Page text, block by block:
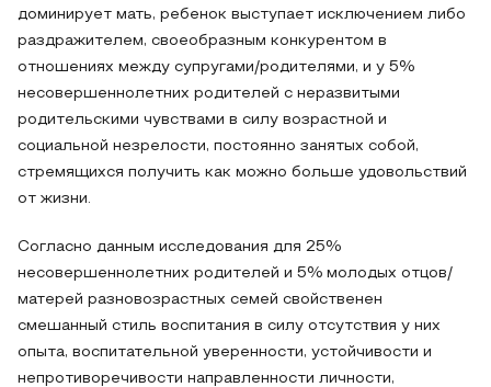
доминирует мать, ребенок выступает исключением либо
раздражителем, своеобразным конкурентом в
отношениях между супругами/родителями, и у 5%
несовершеннолетних родителей с неразвитыми
родительскими чувствами в силу возрастной и
социальной незрелости, постоянно занятых собой,
стремящихся получить как можно больше удовольствий
от жизни.
Согласно данным исследования для 25%
несовершеннолетних родителей и 5% молодых отцов/
матерей разновозрастных семей свойственен
смешанный стиль воспитания в силу отсутствия у них
опыта, воспитательной уверенности, устойчивости и
непротиворечивости направленности личности,